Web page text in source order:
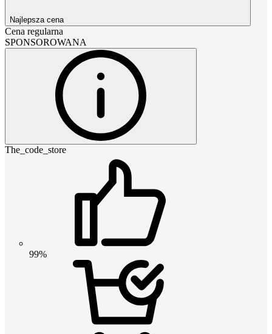
Najlepsza cena
Cena regularna
SPONSOROWANA
The_code_store
99%